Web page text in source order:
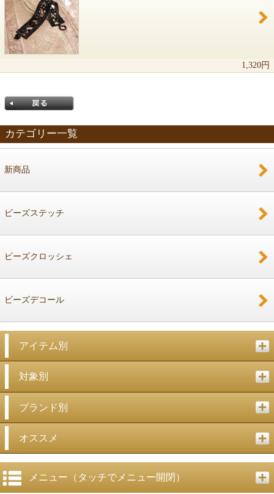
1,320円
カテゴリー一覧
新商品
ビーズステッチ
ビーズクロッシェ
ビーズデコール
アイテム別
対象別
ブランド別
オススメ
メニュー（タッチでメニュー開閉）